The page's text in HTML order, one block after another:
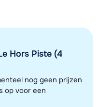
gebied
van onze accommodaties. De
Hors Piste (4
nog geen prijzen
op voor een